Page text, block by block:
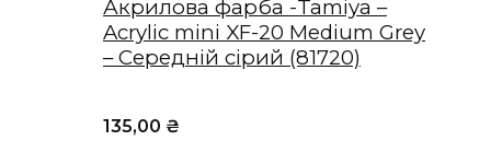
Акрилова фарба -Tamiya –
Acrylic mini XF-20 Medium Grey
– Середній сірий (81720)
135,00 ₴